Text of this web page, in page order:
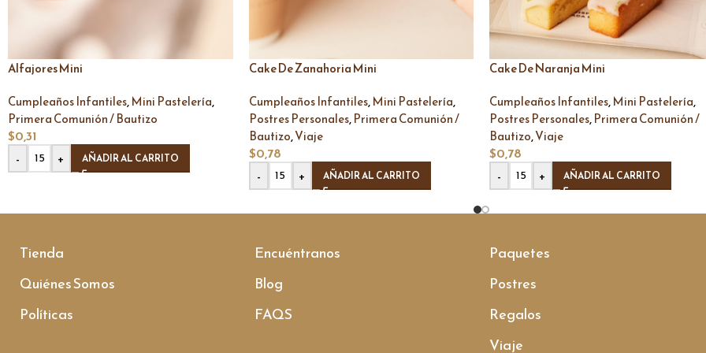
Alfajores Mini
Cumpleaños Infantiles,Mini Pastelería,
Primera Comunión / Bautizo
$0,31
-
+ AÑADIR AL CARRITO
Cake De Zanahoria Mini
Cumpleaños Infantiles,Mini Pastelería,
Postres Personales,Primera Comunión /
Bautizo,Viaje
$0,78
-
+ AÑADIR AL CARRITO
Cake De Naranja Mini
Cumpleaños Infantiles,Mini Pastelería,
Postres Personales,Primera Comunión /
Bautizo,Viaje
$0,78
-
+ AÑADIR AL CARRITO
Tienda
Quiénes Somos
Políticas
Encuéntranos
Blog
FAQS
Paquetes
Postres
Regalos
Viaje